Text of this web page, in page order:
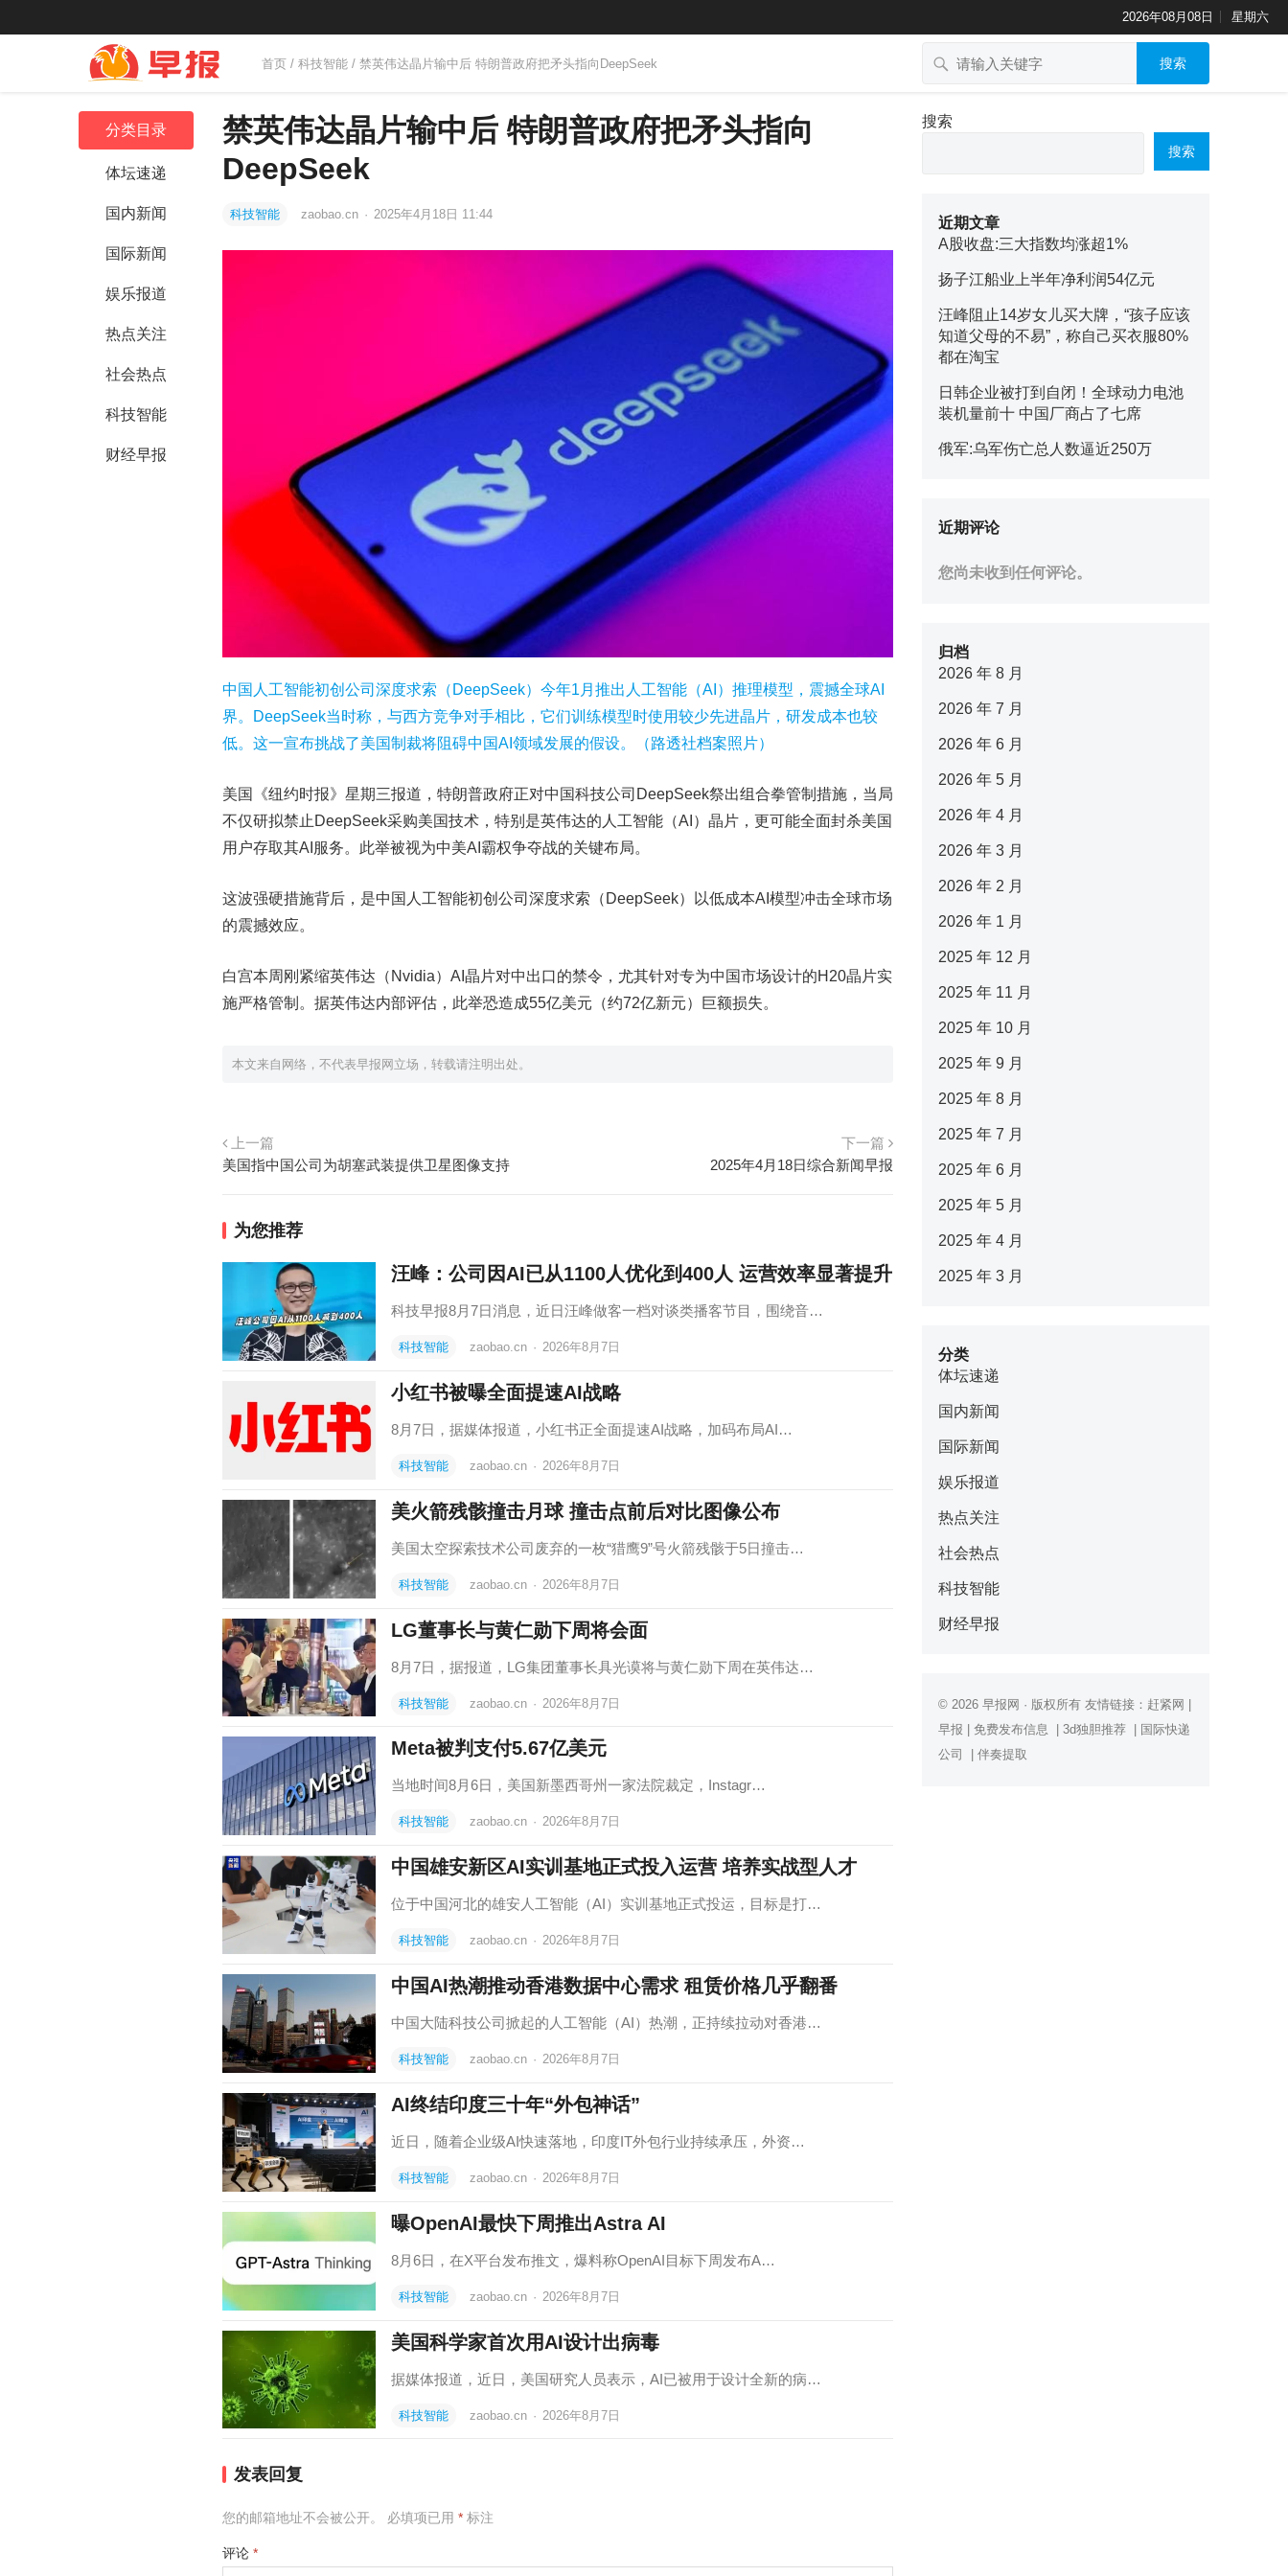
2026年08月08日 星期六
首页 / 科技智能 / 禁英伟达晶片输中后 特朗普政府把矛头指向DeepSeek 搜索
分类目录
体坛速递
国内新闻
国际新闻
娱乐报道
热点关注
社会热点
科技智能
财经早报
禁英伟达晶片输中后 特朗普政府把矛头指向
DeepSeek
科技智能 zaobao.cn · 2025年4月18日 11:44
中国人工智能初创公司深度求索（DeepSeek）今年1月推出人工智能（AI）推理模型，震撼全球AI
界。DeepSeek当时称，与西方竞争对手相比，它们训练模型时使用较少先进晶片，研发成本也较
低。这一宣布挑战了美国制裁将阻碍中国AI领域发展的假设。（路透社档案照片）
美国《纽约时报》星期三报道，特朗普政府正对中国科技公司DeepSeek祭出组合拳管制措施，当局
不仅研拟禁止DeepSeek采购美国技术，特别是英伟达的人工智能（AI）晶片，更可能全面封杀美国
用户存取其AI服务。此举被视为中美AI霸权争夺战的关键布局。
这波强硬措施背后，是中国人工智能初创公司深度求索（DeepSeek）以低成本AI模型冲击全球市场
的震撼效应。
白宫本周刚紧缩英伟达（Nvidia）AI晶片对中出口的禁令，尤其针对专为中国市场设计的H20晶片实
施严格管制。据英伟达内部评估，此举恐造成55亿美元（约72亿新元）巨额损失。
本文来自网络，不代表早报网立场，转载请注明出处。
上一篇
美国指中国公司为胡塞武装提供卫星图像支持
下一篇
2025年4月18日综合新闻早报
为您推荐
汪峰：公司因AI已从1100人优化到400人 运营效率显著提升
科技早报8月7日消息，近日汪峰做客一档对谈类播客节目，围绕音…
科技智能 zaobao.cn · 2026年8月7日
小红书被曝全面提速AI战略
8月7日，据媒体报道，小红书正全面提速AI战略，加码布局AI…
科技智能 zaobao.cn · 2026年8月7日
美火箭残骸撞击月球 撞击点前后对比图像公布
美国太空探索技术公司废弃的一枚“猎鹰9”号火箭残骸于5日撞击…
科技智能 zaobao.cn · 2026年8月7日
LG董事长与黄仁勋下周将会面
8月7日，据报道，LG集团董事长具光谟将与黄仁勋下周在英伟达…
科技智能 zaobao.cn · 2026年8月7日
Meta被判支付5.67亿美元
当地时间8月6日，美国新墨西哥州一家法院裁定，Instagr…
科技智能 zaobao.cn · 2026年8月7日
中国雄安新区AI实训基地正式投入运营 培养实战型人才
位于中国河北的雄安人工智能（AI）实训基地正式投运，目标是打…
科技智能 zaobao.cn · 2026年8月7日
中国AI热潮推动香港数据中心需求 租赁价格几乎翻番
中国大陆科技公司掀起的人工智能（AI）热潮，正持续拉动对香港…
科技智能 zaobao.cn · 2026年8月7日
AI终结印度三十年“外包神话”
近日，随着企业级AI快速落地，印度IT外包行业持续承压，外资…
科技智能 zaobao.cn · 2026年8月7日
曝OpenAI最快下周推出Astra AI
8月6日，在X平台发布推文，爆料称OpenAI目标下周发布A…
科技智能 zaobao.cn · 2026年8月7日
美国科学家首次用AI设计出病毒
据媒体报道，近日，美国研究人员表示，AI已被用于设计全新的病…
科技智能 zaobao.cn · 2026年8月7日
发表回复
您的邮箱地址不会被公开。 必填项已用 * 标注
评论 *
搜索
搜索
近期文章
A股收盘:三大指数均涨超1%
扬子江船业上半年净利润54亿元
汪峰阻止14岁女儿买大牌，“孩子应该
知道父母的不易”，称自己买衣服80%
都在淘宝
日韩企业被打到自闭！全球动力电池
装机量前十 中国厂商占了七席
俄军:乌军伤亡总人数逼近250万
近期评论
您尚未收到任何评论。
归档
2026 年 8 月
2026 年 7 月
2026 年 6 月
2026 年 5 月
2026 年 4 月
2026 年 3 月
2026 年 2 月
2026 年 1 月
2025 年 12 月
2025 年 11 月
2025 年 10 月
2025 年 9 月
2025 年 8 月
2025 年 7 月
2025 年 6 月
2025 年 5 月
2025 年 4 月
2025 年 3 月
分类
体坛速递
国内新闻
国际新闻
娱乐报道
热点关注
社会热点
科技智能
财经早报
© 2026 早报网 · 版权所有 友情链接： 赶紧网
早报
免费发布信息 3d独胆推荐
国际快递
公司
伴奏提取